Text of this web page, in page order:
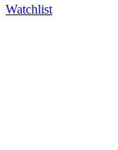
Watchlist